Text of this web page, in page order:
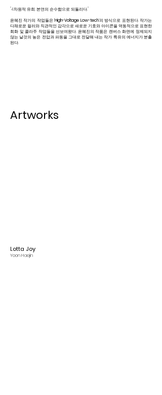
"4차원적 유희, 본연의 순수함으로 되돌리다."
윤혜진 작가의 작업들은 ‘High-Voltage Low-tech’의 방식으로 표현된다. 작가는
다채로운 컬러와 직관적인 감각으로 새로운 기호와 아이콘을 역동적으로 표현한
회화 및 콜라주 작업들을 선보여왔다. 윤혜진의 작품은 캔버스 화면에 정제되지
않는 날것의 높은 전압과 파동을 그대로 전달해 내는 작가 특유의 에너지가 분출
된다.
Artworks
Lotta Joy
Yoon Haejin